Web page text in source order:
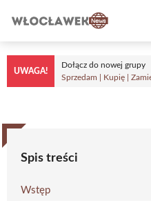
treści
UWAGA!
Dołącz do nowej grupy
Sprzedam | Kupię |
Spis treści
Wstęp